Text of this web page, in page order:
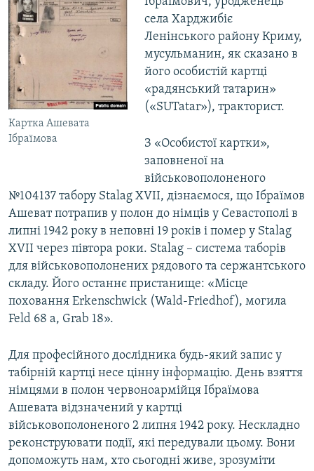
Картка Ашевата
Ібраїмова
села Харджибіє
Ленінського району Криму,
мусульманин, як сказано в
його особистій картці
«радянський татарин»
(«SUTatar»), тракторист.
З «Особистої картки»,
заповненої на
військовополоненого
№104137 табору Stalag XVII, дізнаємося, що Ібраїмов
Ашеват потрапив у полон до німців у Севастополі в
липні 1942 року в неповні 19 років і помер у Stalag
XVII через півтора роки. Stalag – система таборів
для військовополонених рядового та сержантського
складу. Його останнє пристанище: «Місце
поховання Erkenschwick (Wald-Friedhof), могила
Feld 68 a, Grab 18».
Для професійного дослідника будь-який запис у
табірній картці несе цінну інформацію. День взяття
німцями в полон червоноармійця Ібраїмова
Ашевата відзначений у картці
військовополоненого 2 липня 1942 року. Нескладно
реконструювати події, які передували цьому. Вони
допоможуть нам, хто сьогодні живе, зрозуміти